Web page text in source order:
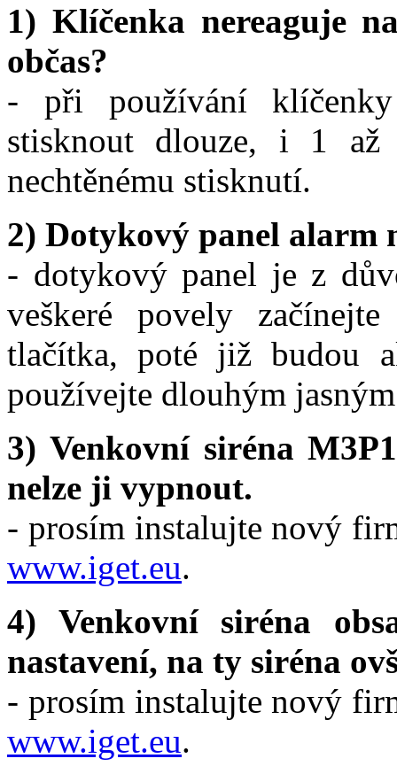
1) Klíčenka nereaguje
občas?
- při používání
stisknout dlouze, i 1
nechtěnému stisknutí.
2) Dotykový panel alarm
- dotykový panel je z
veškeré povely
tlačítka, poté již budou
používejte dlouhým
3) Venkovní siréna
nelze ji vypnout.
- prosím instalujte nový
www.iget.eu.
4) Venkovní siréna
nastavení, na ty siréna
- prosím instalujte nový
www.iget.eu.